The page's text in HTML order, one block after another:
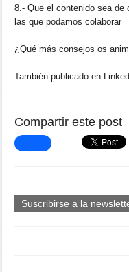
8.- Que el contenido sea de
las que podamos colaborar
¿Qué más consejos os
También publicado en
Compartir este post
Suscribirse a la